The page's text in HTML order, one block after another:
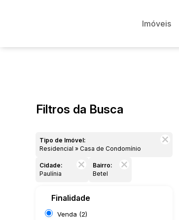
Imóveis
Filtros da Busca
Tipo de Imóvel:
Residencial » Casa de Condomínio
Cidade:
Paulínia
Bairro:
Betel
Finalidade
Venda (2)